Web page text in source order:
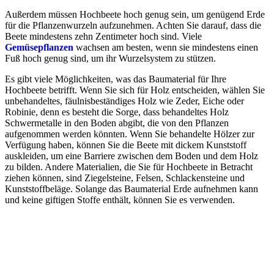
Außerdem müssen Hochbeete hoch genug sein, um genügend Erde
für die Pflanzenwurzeln aufzunehmen. Achten Sie darauf, dass die
Beete mindestens zehn Zentimeter hoch sind. Viele
Gemüsepflanzen wachsen am besten, wenn sie mindestens einen
Fuß hoch genug sind, um ihr Wurzelsystem zu stützen.
Es gibt viele Möglichkeiten, was das Baumaterial für Ihre
Hochbeete betrifft. Wenn Sie sich für Holz entscheiden, wählen Sie
unbehandeltes, fäulnisbeständiges Holz wie Zeder, Eiche oder
Robinie, denn es besteht die Sorge, dass behandeltes Holz
Schwermetalle in den Boden abgibt, die von den Pflanzen
aufgenommen werden könnten. Wenn Sie behandelte Hölzer zur
Verfügung haben, können Sie die Beete mit dickem Kunststoff
auskleiden, um eine Barriere zwischen dem Boden und dem Holz
zu bilden. Andere Materialien, die Sie für Hochbeete in Betracht
ziehen können, sind Ziegelsteine, Felsen, Schlackensteine und
Kunststoffbeläge. Solange das Baumaterial Erde aufnehmen kann
und keine giftigen Stoffe enthält, können Sie es verwenden.